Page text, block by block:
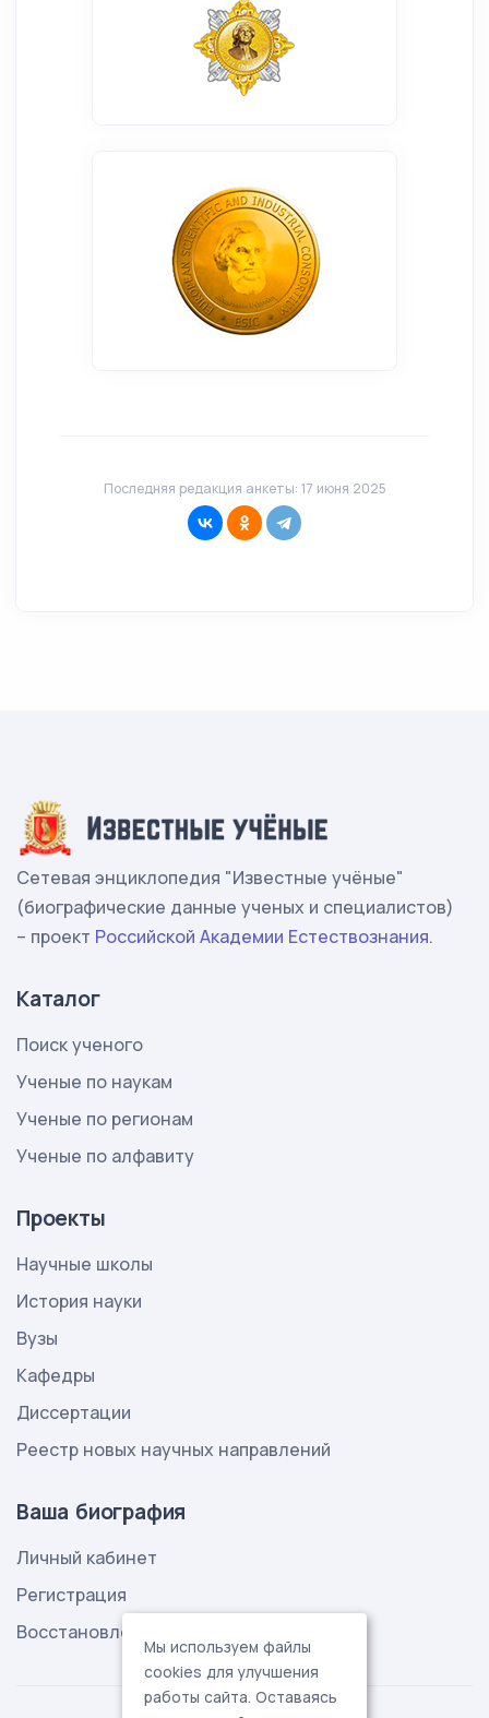
Последняя редакция анкеты: 17 июня 2025
Сетевая энциклопедия "Известные учёные"
(биографические данные ученых и специалистов)
– проект Российской Академии Естествознания.
Каталог
Поиск ученого
Ученые по наукам
Ученые по регионам
Ученые по алфавиту
Проекты
Научные школы
История науки
Вузы
Кафедры
Диссертации
Реестр новых научных направлений
Ваша биография
Личный кабинет
Регистрация
Восстановление пароля
Мы используем файлы
cookies для улучшения
работы сайта. Оставаясь